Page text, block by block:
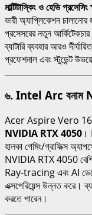
মাল্টিটাস্কিং ও হেভি প্রসেসিং
ভারী অ্যাপ্লিকেশন
প্রসেসরের নতুন আর্কিটেকচার
ব্যাটারি ব্যবহার আরও
প্রফেশনাল এবং স্টুডেন্ট
৬. Intel Arc বনাম
Acer Aspire Vero 16-এ
NVIDIA RTX 4050 ।
হালকা গেমিং/গ্রাফিক্স
NVIDIA RTX 4050 বেশি
Ray-tracing এবং AI
এক্সপেরিয়েন্স উন্নত করে।
করতে পারেন।